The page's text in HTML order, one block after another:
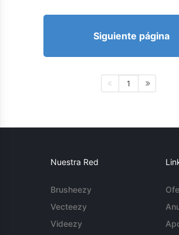
Siguiente página
1
Nuestra Red
Brusheezy
Vecteezy
Videezy